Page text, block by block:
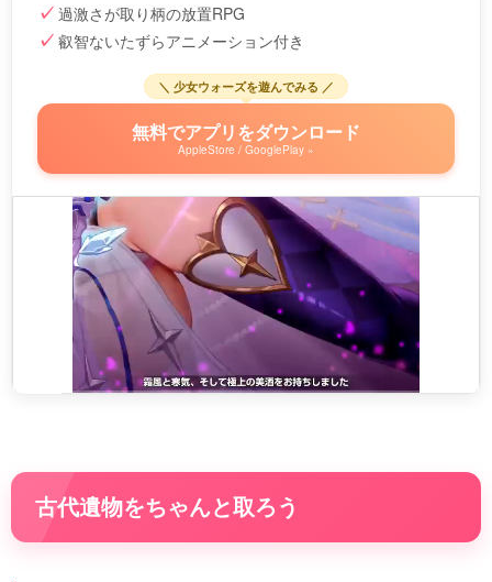
過激さが取り柄の放置RPG
叡智ないたずらアニメーション付き
＼ 少女ウォーズを遊んでみる ／
無料でアプリをダウンロード
AppleStore / GooglePlay »
古代遺物をちゃんと取ろう